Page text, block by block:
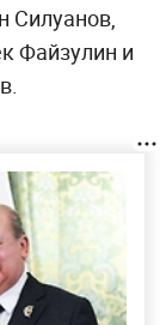
Силуанов,
Файзулин и